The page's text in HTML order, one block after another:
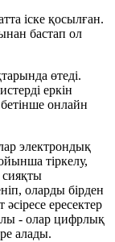
іске қосылған.
бастап ол
өтеді.
еркін
онлайн
электрондық
тіркелу,
оларды бірден
ересектер
- олар цифрлық
алады.